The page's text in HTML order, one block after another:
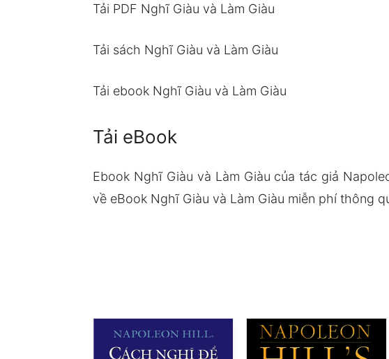
Tải PDF Nghĩ Giàu và Làm Giàu
Tải sách Nghĩ Giàu và Làm Giàu
Tải ebook Nghĩ Giàu và Làm Giàu
Tải eBook
Ebook Nghĩ Giàu và Làm Giàu của tác giả
về eBook Nghĩ Giàu và Làm Giàu miễn phí thông